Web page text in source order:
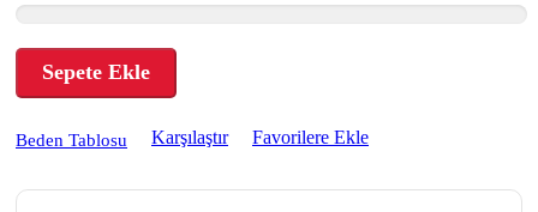
Sepete Ekle
Beden Tablosu Karşılaştır Favorilere Ekle